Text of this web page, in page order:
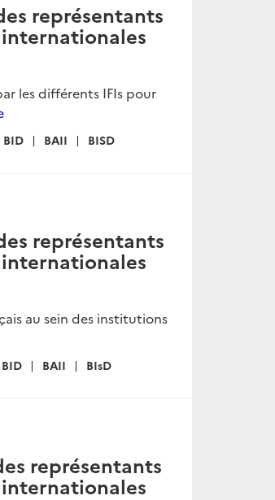
représentants
les différents IFIs pour
BID BAII BISD
représentants
au sein des institutions
BID BAII BIsD
représentants